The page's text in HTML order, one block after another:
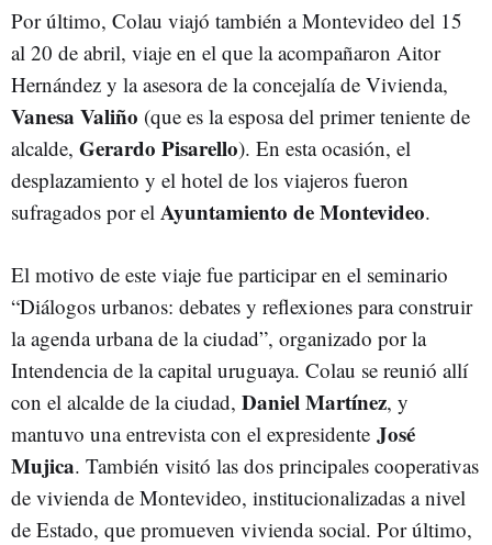
Por último, Colau viajó también a Montevideo del 15
al 20 de abril, viaje en el que la acompañaron Aitor
Hernández y la asesora de la concejalía de Vivienda,
Vanesa Valiño (que es la esposa del primer teniente de
alcalde, Gerardo Pisarello). En esta ocasión, el
desplazamiento y el hotel de los viajeros fueron
sufragados por el Ayuntamiento de Montevideo.
El motivo de este viaje fue participar en el seminario
“Diálogos urbanos: debates y reflexiones para construir
la agenda urbana de la ciudad”, organizado por la
Intendencia de la capital uruguaya. Colau se reunió allí
con el alcalde de la ciudad, Daniel Martínez, y
mantuvo una entrevista con el expresidente José
Mujica. También visitó las dos principales cooperativas
de vivienda de Montevideo, institucionalizadas a nivel
de Estado, que promueven vivienda social. Por último,